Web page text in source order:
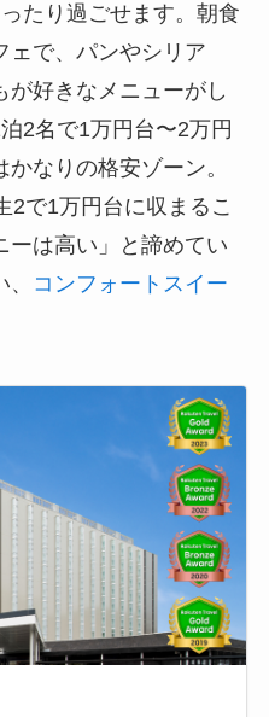
たり過ごせます。朝食
ェで、パンやシリア
が好きなメニューがし
2名で1万円台〜2万円
なりの格安ゾーン。
2で1万円台に収まるこ
ーは高い」と諦めてい
コンフォートスイー